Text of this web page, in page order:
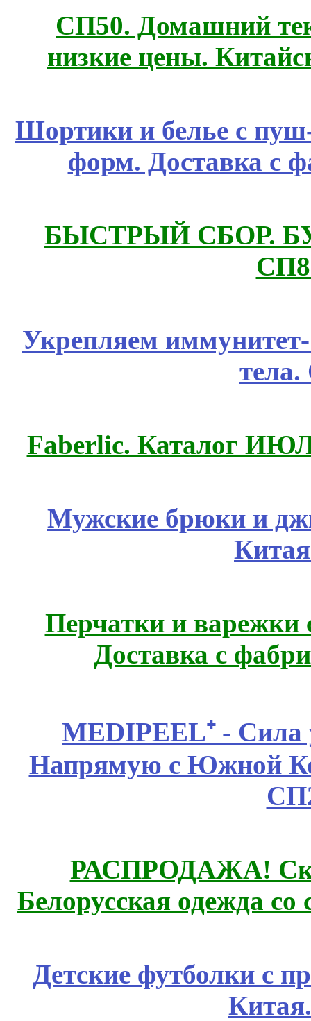
СП50. Домашний
низкие цены.
Шортики и белье с
форм. Доставка с
БЫСТРЫЙ СБОР.
Укрепляем
Faberlic. Каталог
Мужские брюки и
Перчатки и варежки
Доставка с
MEDIPEEL⁺ - Сила
Напрямую с Южной
РАСПРОДАЖА!
Белорусская одежда
Детские футболки с